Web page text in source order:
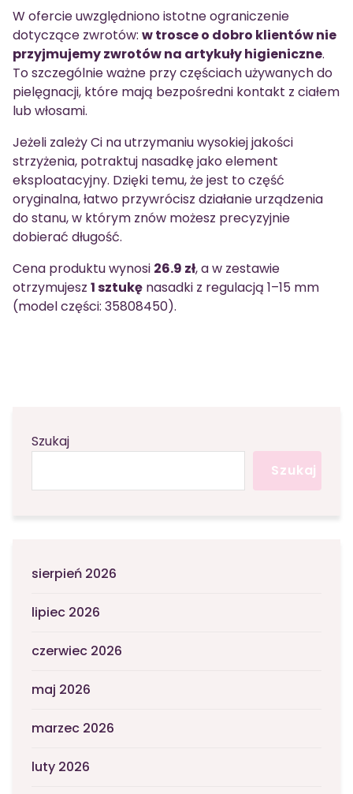
W ofercie uwzględniono istotne ograniczenie
dotyczące zwrotów: w trosce o dobro klientów nie
przyjmujemy zwrotów na artykuły higieniczne.
To szczególnie ważne przy częściach używanych do
pielęgnacji, które mają bezpośredni kontakt z ciałem
lub włosami.
Jeżeli zależy Ci na utrzymaniu wysokiej jakości
strzyżenia, potraktuj nasadkę jako element
eksploatacyjny. Dzięki temu, że jest to część
oryginalna, łatwo przywrócisz działanie urządzenia
do stanu, w którym znów możesz precyzyjnie
dobierać długość.
Cena produktu wynosi 26.9 zł, a w zestawie
otrzymujesz 1 sztukę nasadki z regulacją 1–15 mm
(model części: 35808450).
Szukaj
Szukaj
sierpień 2026
lipiec 2026
czerwiec 2026
maj 2026
marzec 2026
luty 2026